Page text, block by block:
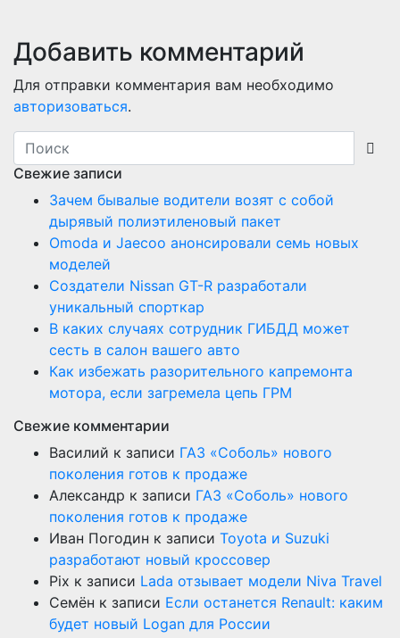
Добавить комментарий
Для отправки комментария вам необходимо
авторизоваться.
Свежие записи
Зачем бывалые водители возят с собой
дырявый полиэтиленовый пакет
Оmoda и Jaecoo анонсировали семь новых
моделей
Создатели Nissan GT-R разработали
уникальный спорткар
В каких случаях сотрудник ГИБДД может
сесть в салон вашего авто
Как избежать разорительного капремонта
мотора, если загремела цепь ГРМ
Свежие комментарии
Василий к записи ГАЗ «Соболь» нового
поколения готов к продаже
Александр к записи ГАЗ «Соболь» нового
поколения готов к продаже
Иван Погодин к записи Toyota и Suzuki
разработают новый кроссовер
Pix к записи Lada отзывает модели Niva Travel
Семён к записи Если останется Renault: каким
будет новый Logan для России